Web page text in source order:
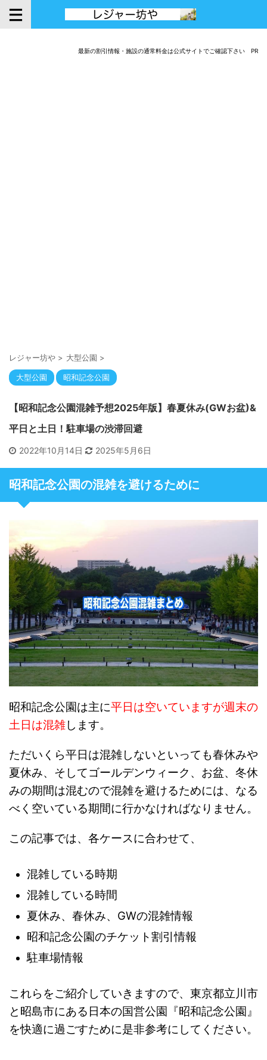
最新の割引情報・施設の通常料金は公式サイトでご確認下さい PR
レジャー坊や > 大型公園 >
大型公園 昭和記念公園
【昭和記念公園混雑予想2025年版】春夏休み(GWお盆)&
平日と土日！駐車場の渋滞回避
2022年10月14日 2025年5月6日
昭和記念公園の混雑を避けるために
昭和記念公園は主に平日は空いていますが週末の
土日は混雑します。
ただいくら平日は混雑しないといっても春休みや
夏休み、そしてゴールデンウィーク、お盆、冬休
みの期間は混むので混雑を避けるためには、なる
べく空いている期間に行かなければなりません。
この記事では、各ケースに合わせて、
混雑している時期
混雑している時間
夏休み、春休み、GWの混雑情報
昭和記念公園のチケット割引情報
駐車場情報
これらをご紹介していきますので、東京都立川市
と昭島市にある日本の国営公園『昭和記念公園』
を快適に過ごすために是非参考にしてください。